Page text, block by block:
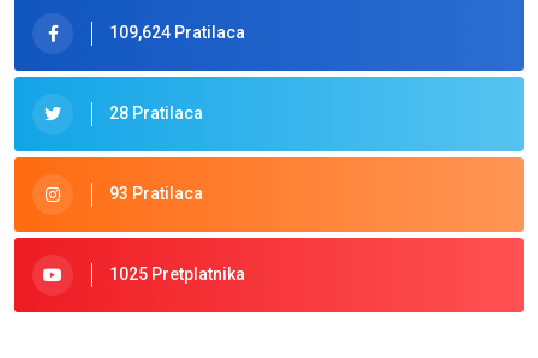
109,624 Pratilaca
28 Pratilaca
93 Pratilaca
1025 Pretplatnika